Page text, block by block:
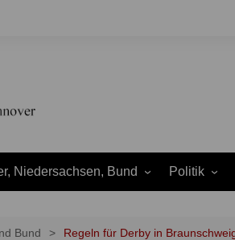
Niedersachsen, Bund Politik
Bund Regeln für Derby in